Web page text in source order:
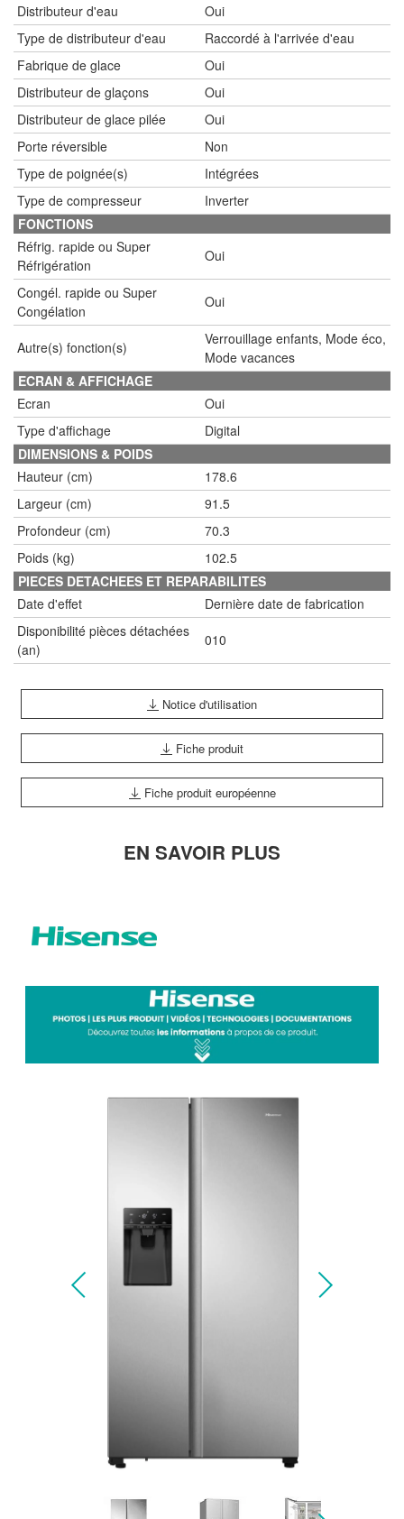
Distributeur d'eau
Oui
Type de distributeur d'eau
Raccordé à l'arrivée d'eau
Fabrique de glace
Oui
Distributeur de glaçons
Oui
Distributeur de glace pilée
Oui
Porte réversible
Non
Type de poignée(s)
Intégrées
Type de compresseur
Inverter
FONCTIONS
Réfrig. rapide ou Super
Réfrigération
Oui
Congél. rapide ou Super
Congélation
Oui
Autre(s) fonction(s)
Verrouillage enfants, Mode éco,
Mode vacances
ECRAN & AFFICHAGE
Ecran
Oui
Type d'affichage
Digital
DIMENSIONS & POIDS
Hauteur (cm)
178.6
Largeur (cm)
91.5
Profondeur (cm)
70.3
Poids (kg)
102.5
PIECES DETACHEES ET REPARABILITES
Date d'effet
Dernière date de fabrication
Disponibilité pièces détachées
(an)
010
Notice d'utilisation
Fiche produit
Fiche produit européenne
EN SAVOIR PLUS